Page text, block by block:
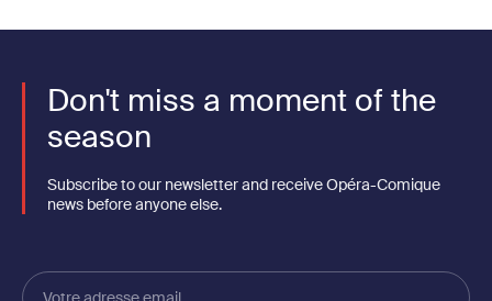
Don't miss a moment of the
season
Subscribe to our newsletter and receive Opéra-Comique
news before anyone else.
Votre
adresse